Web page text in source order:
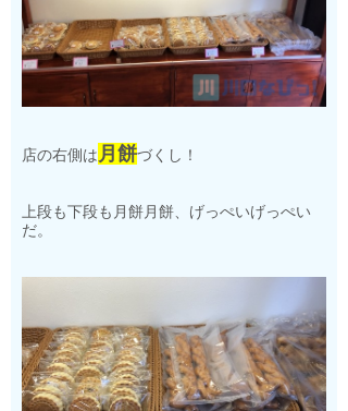
店の右側は 月餅づくし！
上段も下段も月餅月餅、げっぺいげっぺい
だ。